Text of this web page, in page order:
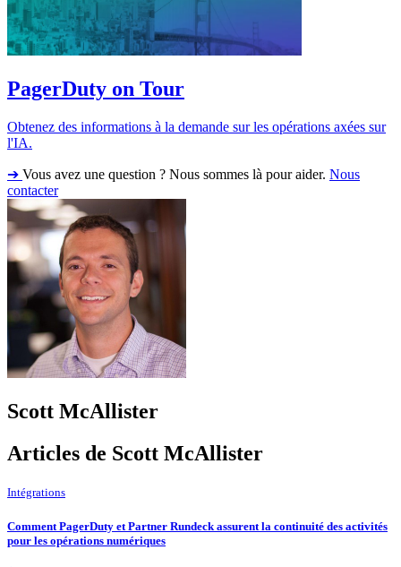
PagerDuty on Tour
Obtenez des informations à la demande sur les opérations axées sur
l'IA.
➔ Vous avez une question ? Nous sommes là pour aider. Nous
contacter
Scott McAllister
Articles de Scott McAllister
Intégrations
Comment PagerDuty et Partner Rundeck assurent la continuité des activités
pour les opérations numériques